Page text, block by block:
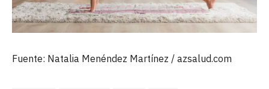
Fuente: Natalia Menéndez Martínez / azsalud.com